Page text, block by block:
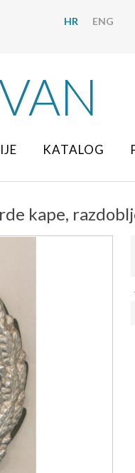
HR ENG
KATALOG
kape,